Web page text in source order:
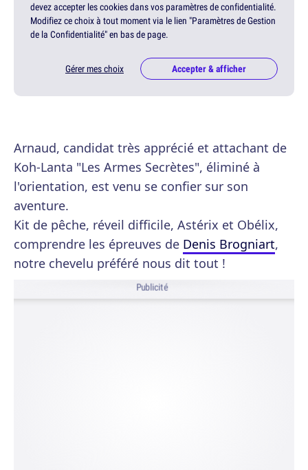
devez accepter les cookies dans vos paramètres de confidentialité.
Modifiez ce choix à tout moment via le lien "Paramètres de Gestion
de la Confidentialité" en bas de page.
Gérer mes choix Accepter & afficher
Arnaud, candidat très apprécié et attachant de
Koh-Lanta "Les Armes Secrètes", éliminé à
l'orientation, est venu se confier sur son
aventure.
Kit de pêche, réveil difficile, Astérix et Obélix,
comprendre les épreuves de Denis Brogniart,
notre chevelu préféré nous dit tout !
Publicité